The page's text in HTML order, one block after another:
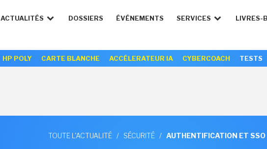
ACTUALITÉS DOSSIERS ÉVÉNEMENTS SERVICES LIVRES-
HP POLY CARTE BLANCHE ACCÉLERATEUR IA CYBERCOACH TESTS
TOUTE L'ACTUALITÉ / SÉCURITÉ / AUTHENTIFICATION ET SSO